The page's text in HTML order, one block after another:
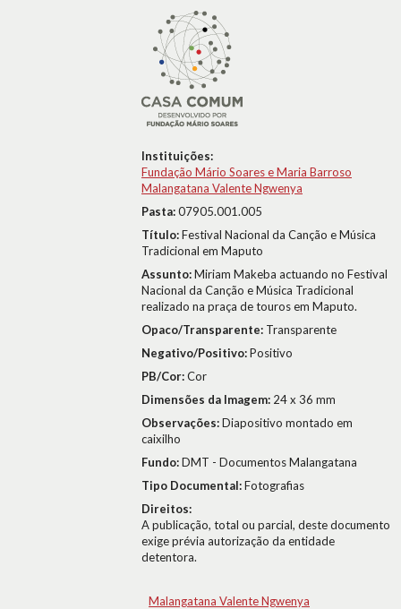
Instituições:
Fundação Mário Soares e Maria Barroso
Malangatana Valente Ngwenya
Pasta:07905.001.005
Título:Festival Nacional da Canção e Música
Tradicional em Maputo
Assunto:Miriam Makeba actuando no Festival
Nacional da Canção e Música Tradicional
realizado na praça de touros em Maputo.
Opaco/Transparente: Transparente
Negativo/Positivo:Positivo
PB/Cor:Cor
Dimensões da Imagem: 24 x 36 mm
Observações:Diapositivo montado em
caixilho
Fundo:DMT - Documentos Malangatana
Tipo Documental:Fotografias
Direitos:
A publicação, total ou parcial, deste documento
exige prévia autorização da entidade
detentora.
Malangatana Valente Ngwenya